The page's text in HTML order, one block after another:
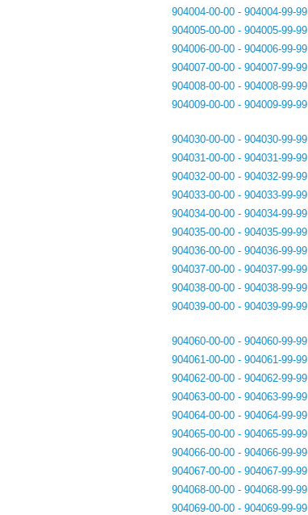
904004-00-00 - 904004-99-99
904005-00-00 - 904005-99-99
904006-00-00 - 904006-99-99
904007-00-00 - 904007-99-99
904008-00-00 - 904008-99-99
904009-00-00 - 904009-99-99
904030-00-00 - 904030-99-99
904031-00-00 - 904031-99-99
904032-00-00 - 904032-99-99
904033-00-00 - 904033-99-99
904034-00-00 - 904034-99-99
904035-00-00 - 904035-99-99
904036-00-00 - 904036-99-99
904037-00-00 - 904037-99-99
904038-00-00 - 904038-99-99
904039-00-00 - 904039-99-99
904060-00-00 - 904060-99-99
904061-00-00 - 904061-99-99
904062-00-00 - 904062-99-99
904063-00-00 - 904063-99-99
904064-00-00 - 904064-99-99
904065-00-00 - 904065-99-99
904066-00-00 - 904066-99-99
904067-00-00 - 904067-99-99
904068-00-00 - 904068-99-99
904069-00-00 - 904069-99-99